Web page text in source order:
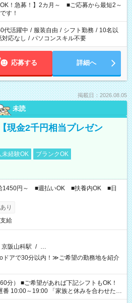
たくない」 など、ご希望を教えてください
の勤務時間。 合計で週40時間を超える場
。
OK！急募！】2カ月～ ■ご応募から最短2～
す！
代活躍中 / 服装自由 / シフト勤務 / 10名以
対応なし / パソコンスキル不要
応募する 詳細へ
掲載日：2026.08.05
未読
現金2千円相当プレゼン
未経験OK
ブランクOK
1450円～ ■週払いOK ■扶養内OK ■日
り
給
京阪山科駅 / …
ドアで30分以内！≫ご希望の勤務地を紹介
フトもOK！
「家族と休みを合わせた
夕飯の準備がしたい」 「できれば残業はし